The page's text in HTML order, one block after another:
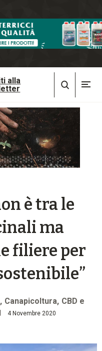
alla
è tra le
ma
filiere per
Canapicoltura CBD e
4 Novembre 2020